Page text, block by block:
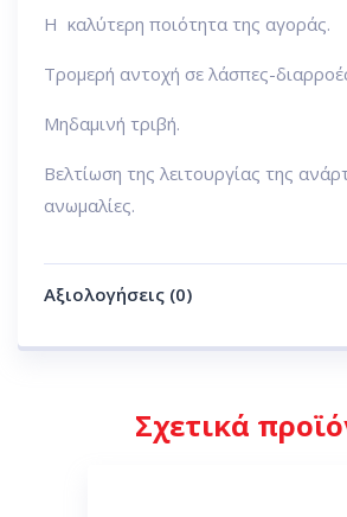
H καλύτερη ποιότητα της αγοράς.
Tρομερή αντοχή σε λάσπες-
Mηδαμινή τριβή.
Bελτίωση της λειτουργίας της
ανωμαλίες.
Αξιολογήσεις (0)
Σχετικά